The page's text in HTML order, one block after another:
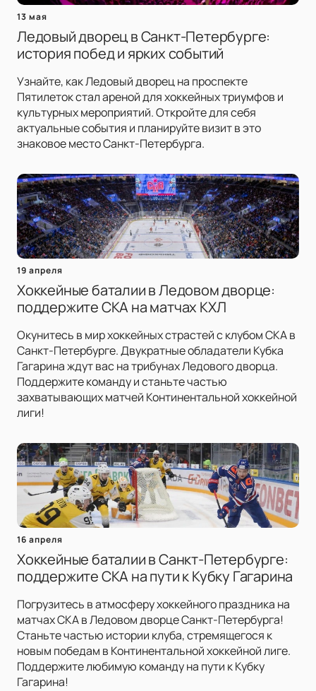
13 мая
Ледовый дворец в Санкт-Петербурге:
история побед и ярких событий
Узнайте, как Ледовый дворец на проспекте
Пятилеток стал ареной для хоккейных триумфов и
культурных мероприятий. Откройте для себя
актуальные события и планируйте визит в это
знаковое место Санкт-Петербурга.
19 апреля
Хоккейные баталии в Ледовом дворце:
поддержите СКА на матчах КХЛ
Окунитесь в мир хоккейных страстей с клубом СКА в
Санкт-Петербурге. Двукратные обладатели Кубка
Гагарина ждут вас на трибунах Ледового дворца.
Поддержите команду и станьте частью
захватывающих матчей Континентальной хоккейной
лиги!
16 апреля
Хоккейные баталии в Санкт-Петербурге:
поддержите СКА на пути к Кубку Гагарина
Погрузитесь в атмосферу хоккейного праздника на
матчах СКА в Ледовом дворце Санкт-Петербурга!
Станьте частью истории клуба, стремящегося к
новым победам в Континентальной хоккейной лиге.
Поддержите любимую команду на пути к Кубку
Гагарина!